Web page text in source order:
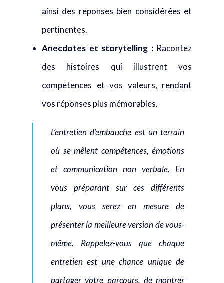
ainsi des réponses bien considérées et
pertinentes.
Anecdotes et storytelling : Racontez
des histoires qui illustrent vos
compétences et vos valeurs, rendant
vos réponses plus mémorables.
L’entretien d’embauche est un terrain
où se mêlent compétences, émotions
et communication non verbale. En
vous préparant sur ces différents
plans, vous serez en mesure de
présenter la meilleure version de vous-
même. Rappelez-vous que chaque
entretien est une chance unique de
partager votre parcours, de montrer